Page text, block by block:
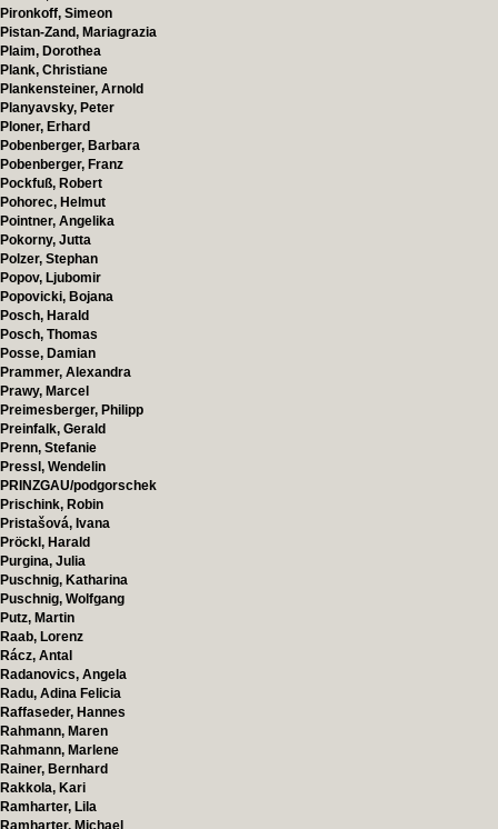
Pironkoff, Simeon
Pistan-Zand, Mariagrazia
Plaim, Dorothea
Plank, Christiane
Plankensteiner, Arnold
Planyavsky, Peter
Ploner, Erhard
Pobenberger, Barbara
Pobenberger, Franz
Pockfuß, Robert
Pohorec, Helmut
Pointner, Angelika
Pokorny, Jutta
Polzer, Stephan
Popov, Ljubomir
Popovicki, Bojana
Posch, Harald
Posch, Thomas
Posse, Damian
Prammer, Alexandra
Prawy, Marcel
Preimesberger, Philipp
Preinfalk, Gerald
Prenn, Stefanie
Pressl, Wendelin
PRINZGAU/podgorschek
Prischink, Robin
Pristašová, Ivana
Pröckl, Harald
Purgina, Julia
Puschnig, Katharina
Puschnig, Wolfgang
Putz, Martin
Raab, Lorenz
Rácz, Antal
Radanovics, Angela
Radu, Adina Felicia
Raffaseder, Hannes
Rahmann, Maren
Rahmann, Marlene
Rainer, Bernhard
Rakkola, Kari
Ramharter, Lila
Ramharter, Michael